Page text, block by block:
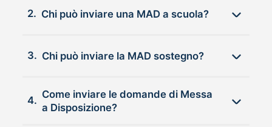
2. Chi può inviare una MAD a scuola?
3. Chi può inviare la MAD sostegno?
4.
Come inviare le domande di Messa
a Disposizione?